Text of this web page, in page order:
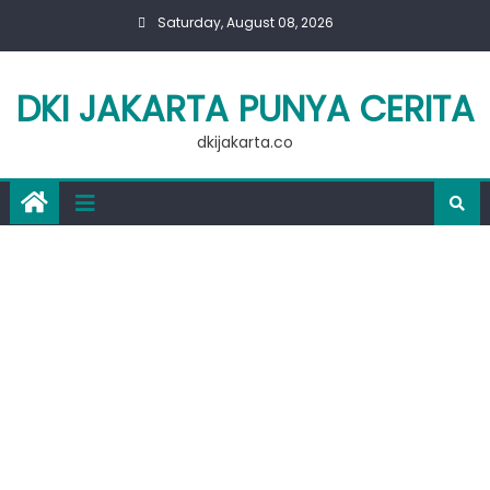
Saturday, August 08, 2026
DKI JAKARTA PUNYA CERITA
dkijakarta.co